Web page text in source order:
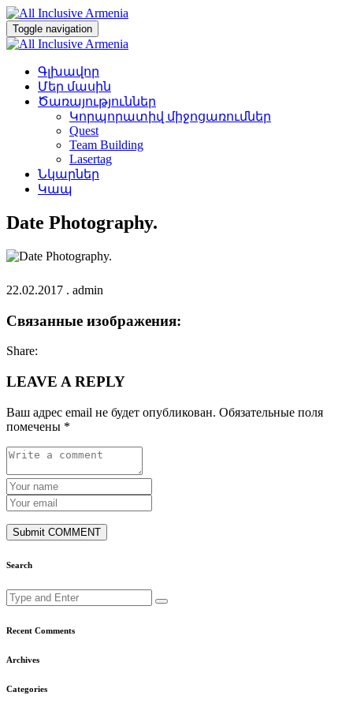
Toggle navigation
Գլխավոր
Մեր մասին
Ծառայություններ
Կորպորատիվ միջոցառումներ
Quest
Team Building
Lasertag
Նկարներ
Կապ
Date Photography.
22.02.2017 . admin
Связанные изображения:
Share:
LEAVE A REPLY
Ваш адрес email не будет опубликован. Обязательные поля
помечены *
Submit COMMENT
Search
Recent Comments
Archives
Categories